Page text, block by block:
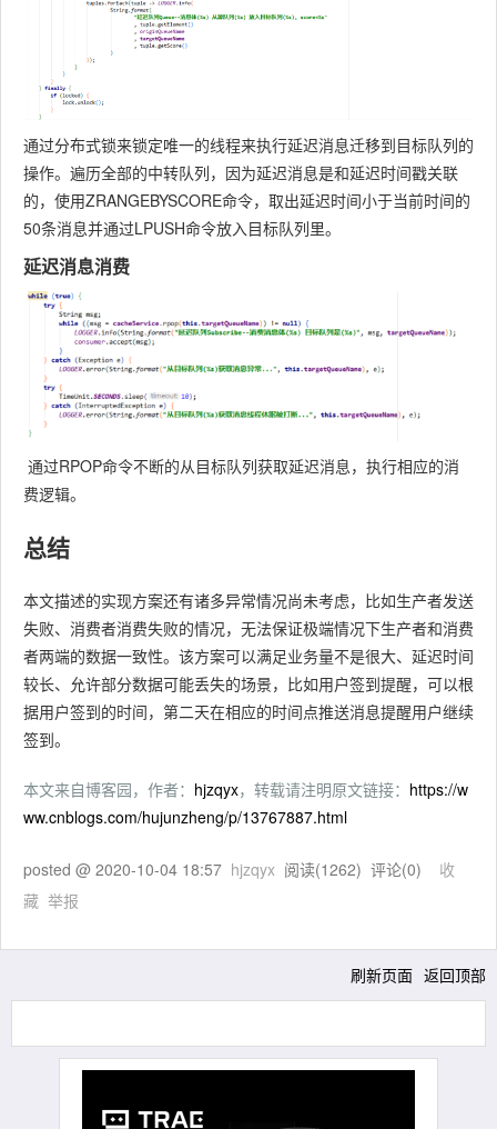
通过分布式锁来锁定唯一的线程来执行延迟消息迁移到目标队列的
操作。遍历全部的中转队列，因为延迟消息是和延迟时间戳关联
的，使用ZRANGEBYSCORE命令，取出延迟时间小于当前时间的
50条消息并通过LPUSH命令放入目标队列里。
延迟消息消费
通过RPOP命令不断的从目标队列获取延迟消息，执行相应的消
费逻辑。
总结
本文描述的实现方案还有诸多异常情况尚未考虑，比如生产者发送
失败、消费者消费失败的情况，无法保证极端情况下生产者和消费
者两端的数据一致性。该方案可以满足业务量不是很大、延迟时间
较长、允许部分数据可能丢失的场景，比如用户签到提醒，可以根
据用户签到的时间，第二天在相应的时间点推送消息提醒用户继续
签到。
本文来自博客园，作者： hjzqyx，转载请注明原文链接： https://w
ww.cnblogs.com/hujunzheng/p/13767887.html
posted @ 2020-10-04 18:57 hjzqyx 阅读(1262) 评论(0) 收
藏 举报
刷新页面 返回顶部